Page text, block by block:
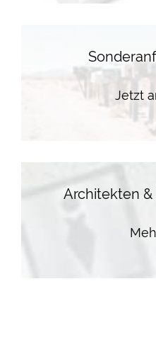
Jetzt
Architekten